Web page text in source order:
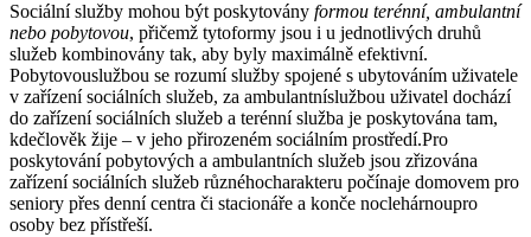
Sociální služby mohou být poskytovány formou terénní, ambulantní
nebo pobytovou, přičemž tytoformy jsou i u jednotlivých druhů
služeb kombinovány tak, aby byly maximálně efektivní.
Pobytovouslužbou se rozumí služby spojené s ubytováním uživatele
v zařízení sociálních služeb, za ambulantníslužbou uživatel dochází
do zařízení sociálních služeb a terénní služba je poskytována tam,
kdečlověk žije – v jeho přirozeném sociálním prostředí.Pro
poskytování pobytových a ambulantních služeb jsou zřizována
zařízení sociálních služeb různéhocharakteru počínaje domovem pro
seniory přes denní centra či stacionáře a konče noclehárnoupro
osoby bez přístřeší.